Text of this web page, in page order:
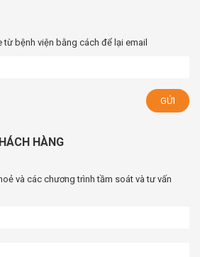
bệnh viện bằng cách để lại email
HÀNG
và các chương trình tầm soát và tư vấn